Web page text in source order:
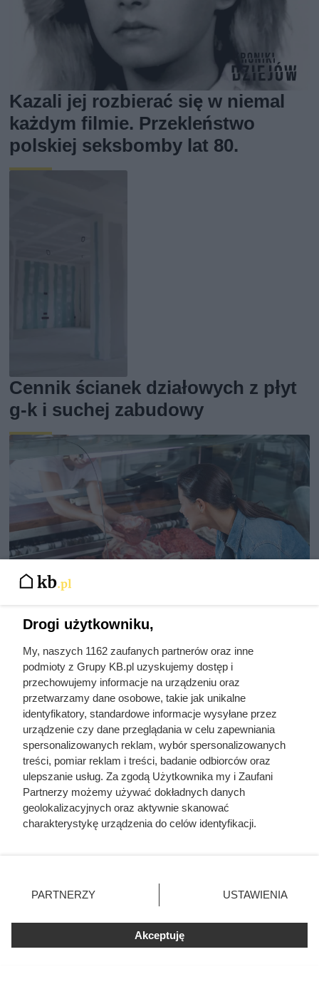
Kazali jej rozbierać się w niemal
każdym filmie. Przekleństwo
polskiej seksbomby lat 80.
Cennik ścianek działowych z płyt
g-k i suchej zabudowy
Dziennikarze ujawnili
pochodzenie mięsa z Dino. Klienci
zaskoczeni
Cennik gładzi gipsowej i
Drogi użytkowniku,
My, naszych 1162 zaufanych partnerów oraz inne
podmioty z Grupy KB.pl uzyskujemy dostęp i
przechowujemy informacje na urządzeniu oraz
przetwarzamy dane osobowe, takie jak unikalne
identyfikatory, standardowe informacje wysyłane przez
urządzenie czy dane przeglądania w celu zapewniania
spersonalizowanych reklam, wybór spersonalizowanych
treści, pomiar reklam i treści, badanie odbiorców oraz
ulepszanie usług. Za zgodą Użytkownika my i Zaufani
Partnerzy możemy używać dokładnych danych
geolokalizacyjnych oraz aktywnie skanować
charakterystykę urządzenia do celów identyfikacji.
zmienić/wycofać klikając przycisk ustawień prywatności
znajdujący się w lewym dolnym rogu strony. Niektóre
użytkownika, ale masz prawo sprzeciwić się takiemu
przetwarzaniu. Preferencje będą miały zastosowania tylko
PARTNERZY USTAWIENIA
Akceptuję